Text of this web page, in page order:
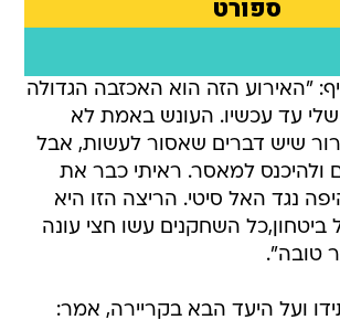
"האירוע הזה הוא האכזבה הגדולה
שלי עד עכשיו. העונש באמת לא
ברור שיש דברים שאסור לעשות, אבל
ולהיכנס למאסר. ראיתי כבר את
נגד האל סיטי. הריצה הזו היא
ביטחון,כל השחקנים עשו חצי עונה
טובה".
ועל היעד הבא בקריירה, אמר: